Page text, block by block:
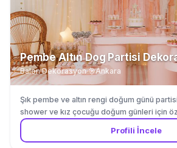
Pembe Altın Dog Partisi
Balon Dekorasyon· Ankara
Şık pembe ve altın rengi doğum günü
shower ve kız çocuğu doğum günleri için
Profili İncele